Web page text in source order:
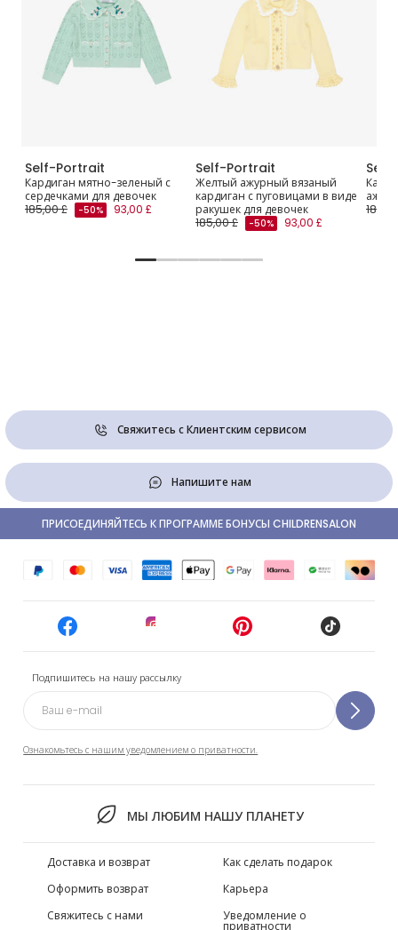
Self-Portrait
Кардиган мятно-зеленый с
сердечками для девочек
185,00 £
-50% 93,00 £
Self-Portrait
Желтый ажурный вязаный
кардиган с пуговицами в виде
ракушек для девочек
185,00 £
-50% 93,00 £
Свяжитесь с Клиентским сервисом
Напишите нам
Подпишитесь на нашу рассылку
Ознакомьтесь с нашим уведомлением о приватности.
МЫ ЛЮБИМ НАШУ ПЛАНЕТУ
ПРИСОЕДИНЯЙТЕСЬ К ПРОГРАММЕ БОНУСЫ CHILDRENSALON
Доставка и возврат
Оформить возврат
Свяжитесь с нами
Как сделать подарок
Карьера
Уведомление о
приватности